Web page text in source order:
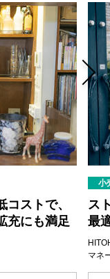
ストで、
充にも満足
小
ス
最
マネ